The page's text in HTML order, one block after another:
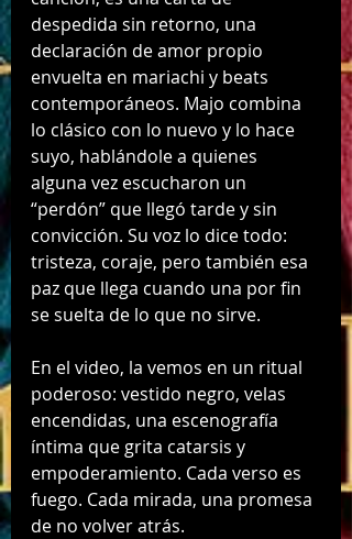
despedida sin retorno, una
declaración de amor propio
envuelta en mariachi y beats
contemporáneos. Majo combina
lo clásico con lo nuevo y lo hace
suyo, hablándole a quienes
alguna vez escucharon un
“perdón” que llegó tarde y sin
convicción. Su voz lo dice todo:
tristeza, coraje, pero también esa
paz que llega cuando una por fin
se suelta de lo que no sirve.
En el video, la vemos en un ritual
poderoso: vestido negro, velas
encendidas, una escenografía
íntima que grita catarsis y
empoderamiento. Cada verso es
fuego. Cada mirada, una promesa
de no volver atrás.